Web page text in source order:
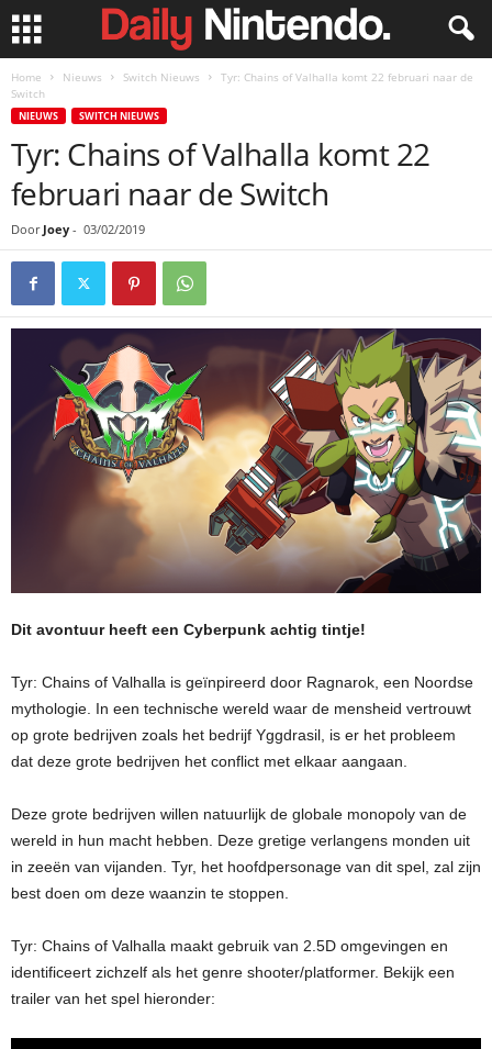
Home Nieuws Switch Nieuws
Tyr: Chains of Valhalla komt 22 februari naar de
Switch
NIEUWS SWITCH NIEUWS
Tyr: Chains of Valhalla komt 22
februari naar de Switch
Door Joey - 03/02/2019
Dit avontuur heeft een Cyberpunk achtig tintje!
Tyr: Chains of Valhalla is geïnpireerd door Ragnarok, een Noordse
mythologie. In een technische wereld waar de mensheid vertrouwt
op grote bedrijven zoals het bedrijf Yggdrasil, is er het probleem
dat deze grote bedrijven het conflict met elkaar aangaan.
Deze grote bedrijven willen natuurlijk de globale monopoly van de
wereld in hun macht hebben. Deze gretige verlangens monden uit
in zeeën van vijanden. Tyr, het hoofdpersonage van dit spel, zal zijn
best doen om deze waanzin te stoppen.
Tyr: Chains of Valhalla maakt gebruik van 2.5D omgevingen en
identificeert zichzelf als het genre shooter/platformer. Bekijk een
trailer van het spel hieronder: